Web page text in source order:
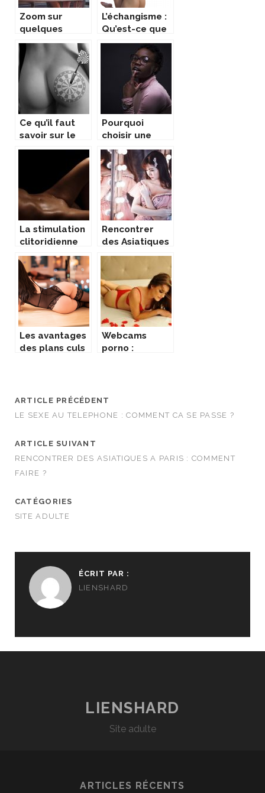
Zoom sur
quelques
astuces
pratiques pour
pimenter sa vie
sexuelle
L’échangisme :
Qu’est-ce que
vous devez
savoir ?
Ce qu’il faut
savoir sur le
BDSM
Pourquoi
choisir une
rencontre
black ?
La stimulation
clitoridienne
par air pulse,
une revolution
pour le sextoy
Rencontrer
des Asiatiques
a Paris :
comment faire
?
Les avantages
des plans culs
Webcams
porno :
parfaite pour
vous ?
ARTICLE PRÉCÉDENT
LE SEXE AU TELEPHONE : COMMENT CA SE PASSE ?
ARTICLE SUIVANT
RENCONTRER DES ASIATIQUES A PARIS : COMMENT
FAIRE ?
CATÉGORIES
SITE ADULTE
ÉCRIT PAR :
LIENSHARD
LIENSHARD
Site adulte
ARTICLES RÉCENTS